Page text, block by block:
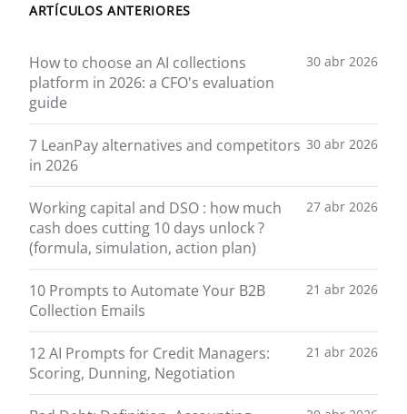
ARTÍCULOS ANTERIORES
How to choose an AI collections
platform in 2026: a CFO's evaluation
guide
30 abr 2026
7 LeanPay alternatives and competitors
in 2026
30 abr 2026
Working capital and DSO : how much
cash does cutting 10 days unlock ?
(formula, simulation, action plan)
27 abr 2026
10 Prompts to Automate Your B2B
Collection Emails
21 abr 2026
12 AI Prompts for Credit Managers:
Scoring, Dunning, Negotiation
21 abr 2026